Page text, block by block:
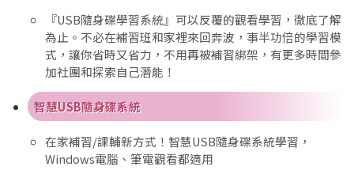
『USB隨身碟學習系統』可以反覆的觀看學習，徹底了解
為止。不必在補習班和家裡來回奔波，事半功倍的學習模
式，讓你省時又省力，不用再被補習綁架，有更多時間參
加社團和探索自己潛能！
智慧USB隨身碟系統
在家補習/課輔新方式！智慧USB隨身碟系統學習，
Windows電腦、筆電觀看都適用